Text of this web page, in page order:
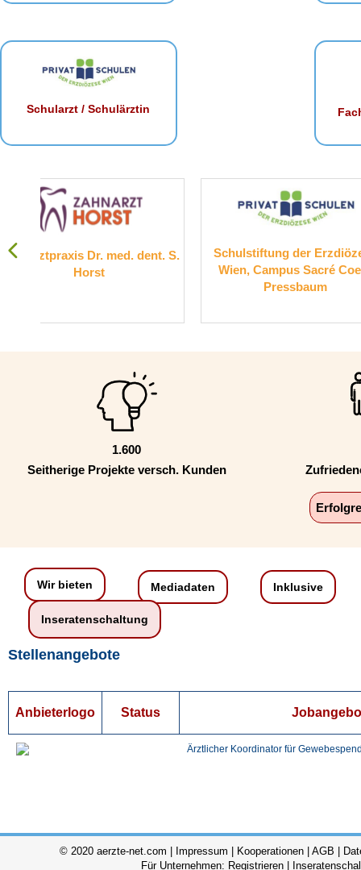
Schularzt / Schulärztin
S.
Schulstiftung der Erzdiözese
Wien, Campus Sacré Coeur
Suchthilfe
1.600
Seitherige Projekte versch. Kunden
Wir bieten Mediadaten Inklusive
Inseratenschaltung
Stellenangebote
Anbieterlogo Status
Ärztlicher Koordinator für
© 2020 aerzte-net.com | Impressum Kooperationen AGB
Für Unternehmen: Registrieren